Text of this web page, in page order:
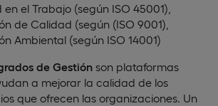
el Trabajo (según ISO 45001),
de Calidad (según (ISO 9001),
Ambiental (según ISO 14001)
de Gestión son plataformas
a mejorar la calidad de los
que ofrecen las organizaciones. Un